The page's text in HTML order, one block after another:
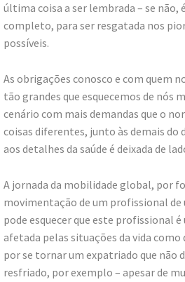
última coisa a ser lembrada – se não,
completo, para ser resgatada nos
possíveis.
As obrigações conosco e com quem
tão grandes que esquecemos de nós
cenário com mais demandas que o
coisas diferentes, junto às demais do
aos detalhes da saúde é deixada de
A jornada da mobilidade global, por
movimentação de um profissional de
pode esquecer que este profissional é
afetada pelas situações da vida como
por se tornar um expatriado que não
resfriado, por exemplo – apesar de